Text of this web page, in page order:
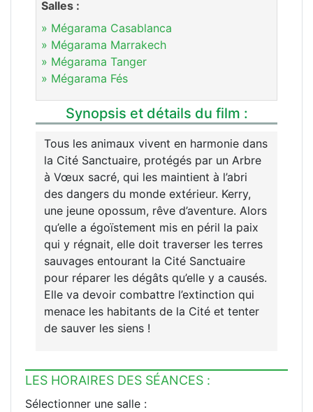
Salles :
» Mégarama Casablanca
» Mégarama Marrakech
» Mégarama Tanger
» Mégarama Fés
Synopsis et détails du film :
Tous les animaux vivent en harmonie dans
la Cité Sanctuaire, protégés par un Arbre
à Vœux sacré, qui les maintient à l’abri
des dangers du monde extérieur. Kerry,
une jeune opossum, rêve d’aventure. Alors
qu’elle a égoïstement mis en péril la paix
qui y régnait, elle doit traverser les terres
sauvages entourant la Cité Sanctuaire
pour réparer les dégâts qu’elle y a causés.
Elle va devoir combattre l’extinction qui
menace les habitants de la Cité et tenter
de sauver les siens !
LES HORAIRES DES SÉANCES :
Sélectionner une salle :